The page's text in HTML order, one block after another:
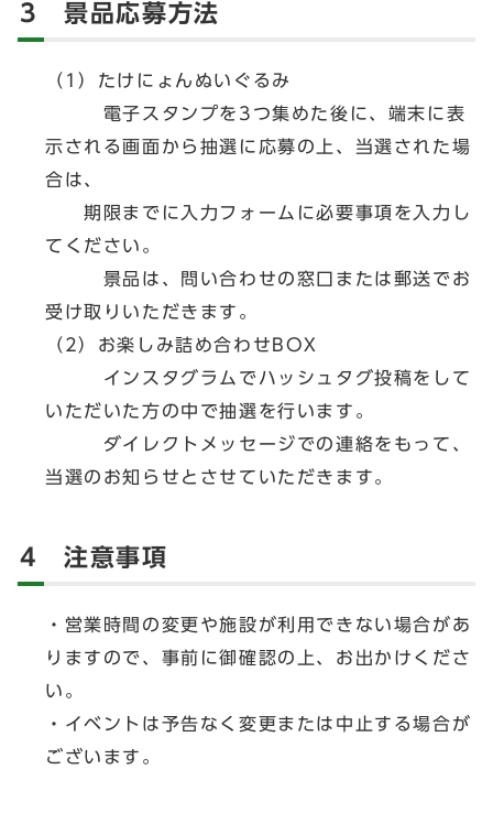
3 景品応募方法
（1）たけにょんぬいぐるみ
電子スタンプを3つ集めた後に、端末に表
示される画面から抽選に応募の上、当選された場
合は、
期限までに入力フォームに必要事項を入力し
てください。
景品は、問い合わせの窓口または郵送でお
受け取りいただきます。
（2）お楽しみ詰め合わせBOX
インスタグラムでハッシュタグ投稿をして
いただいた方の中で抽選を行います。
ダイレクトメッセージでの連絡をもって、
当選のお知らせとさせていただきます。
4 注意事項
・営業時間の変更や施設が利用できない場合があ
りますので、事前に御確認の上、お出かけくださ
い。
・イベントは予告なく変更または中止する場合が
ございます。